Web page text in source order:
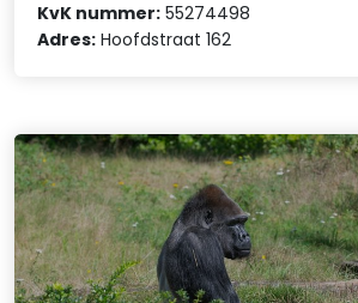
KvK nummer: 55274498
Adres: Hoofdstraat 162